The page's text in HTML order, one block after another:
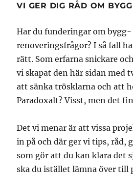
VI GER DIG RÅD OM
Har du funderingar om bygg-
renoveringsfrågor? I så fall
rätt. Som erfarna snickare
vi skapat den här sidan med
att sänka trösklarna och att
Paradoxalt? Visst, men det
Det vi menar är att vissa
in på och där ger vi tips, råd,
som gör att du kan klara det
ska du istället lämna över till